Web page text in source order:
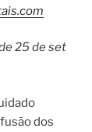
25 de set
dos